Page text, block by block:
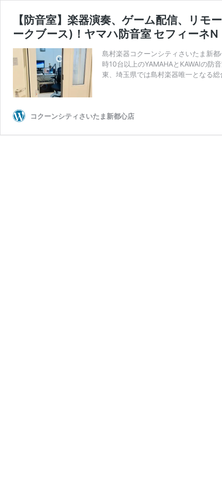
【防音室】楽器演奏、ゲーム配信、リ
ークブース)！ヤマハ防音室 セフィーネ
島村楽器コクーンシティさいたま新
時10台以上のYAMAHAと
東、埼玉県では島村楽器唯一となる
コクーンシティさいたま新都心店